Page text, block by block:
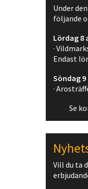
Under
följande
Lördag 8
·
Endast
Söndag
·
Se
Vill du ta